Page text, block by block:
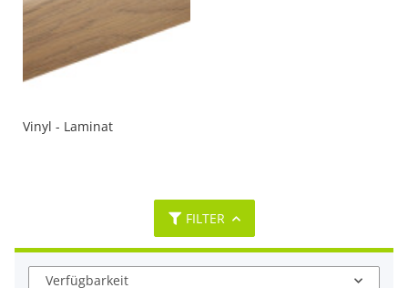
Vinyl - Laminat
FILTER
Verfügbarkeit